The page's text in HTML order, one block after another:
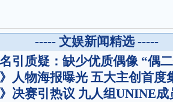
----- 文娱新闻精选 -----
引质疑：缺少优质偶像 “偶
》人物海报曝光 五大主创首度
》决赛引热议 九人组UNINE成